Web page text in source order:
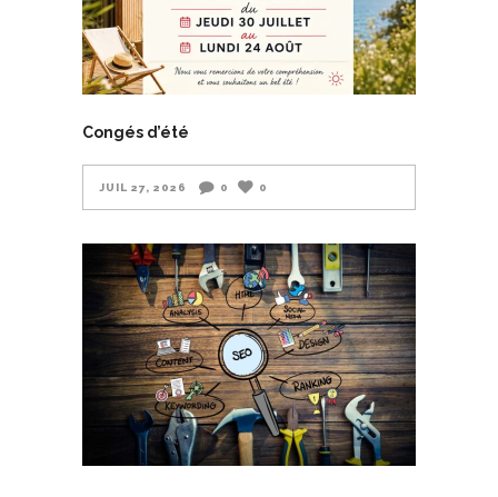
Congés d’été
JUIL 27, 2026 0 0